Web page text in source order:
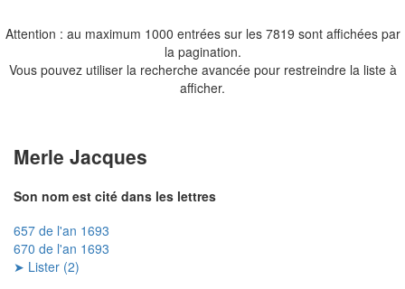
Attention : au maximum 1000 entrées sur les 7819 sont affichées par
la pagination.
Vous pouvez utiliser la recherche avancée pour restreindre la liste à
afficher.
Merle Jacques
Son nom est cité dans les lettres
657 de l'an 1693
670 de l'an 1693
➤ Lister (2)